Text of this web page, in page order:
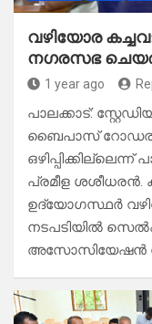
വഴിയോര
നഗരസഭ ചെയർ
1 year ago
പാലക്കാട്:
ബൈപാസ്
പ്രമീള
ഉദ്യോഗസ്ഥർ
നടപടിയിൽ
അസോസിയേഷൻ